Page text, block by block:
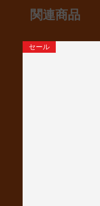
関連商品
セール